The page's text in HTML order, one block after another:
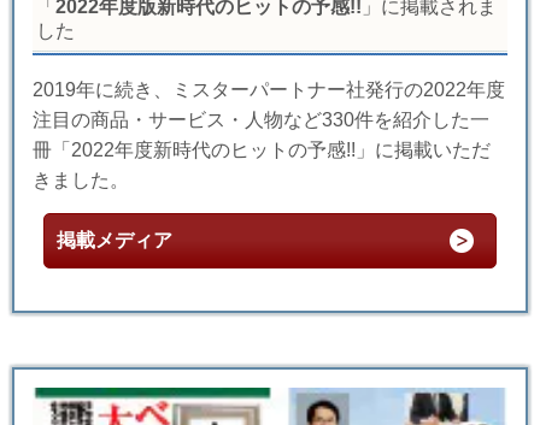
「 2022年度版新時代のヒットの予感!! 」に掲載されま
した
2019年に続き、ミスターパートナー社発行の2022年度
注目の商品・サービス・人物など330件を紹介した一
冊「2022年度新時代のヒットの予感!!」に掲載いただ
きました。
掲載メディア